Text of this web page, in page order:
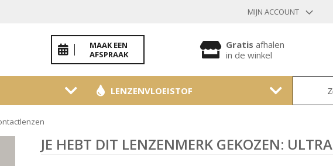
MIJN ACCOUNT
INLOGGEN BESTAANDE KLANT
wachtwoord
BEVESTIGEN
MAAK EEN
AFSPRAAK
Gratis afhalen
in de winkel
LENZENVLOEISTOF
JE HEBT DIT LENZENMERK GEKOZEN: ULTRA